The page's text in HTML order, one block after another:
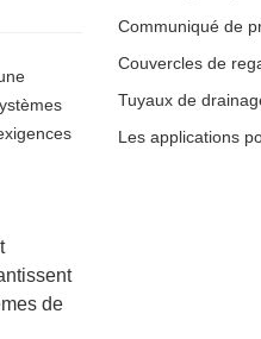
de